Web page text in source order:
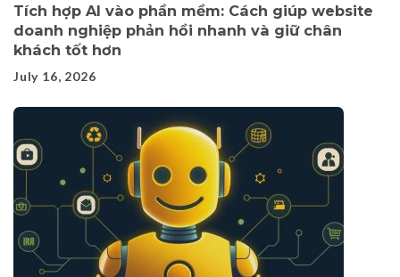
Tích hợp AI vào phần mềm: Cách giúp website
doanh nghiệp phản hồi nhanh và giữ chân
khách tốt hơn
July 16, 2026